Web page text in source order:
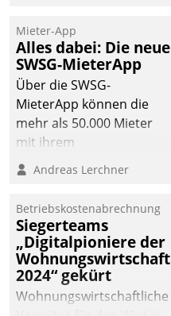
Mieter-App
Alles dabei: Die neue
SWSG-MieterApp
Über die SWSG-
MieterApp können die
mehr als 50.000 Mieter
mit ihrem
Wohnungsunternehmen
kommunizieren, auf dem
einsehen und ändern
oder
Schadensmeldungen
abgeben – rund um die
Uhr.
Andreas Lerchner
Betriebskostenabrechnung
Siegerteams
„Digitalpioniere der
Wohnungswirtschaft
2024“ gekürt
Wohnungswirtschaftliche